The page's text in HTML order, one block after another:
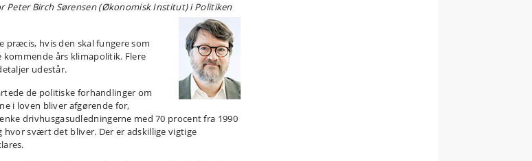
Peter Birch Sørensen (Økonomisk Institut) i Politiken
præcis, hvis den skal fungere som
års klimapolitik. Flere
udestår.
de politiske forhandlinger om
i loven bliver afgørende for,
drivhusgasudledningerne med 70 procent fra 1990
hvor svært det bliver. Der er adskillige vigtige